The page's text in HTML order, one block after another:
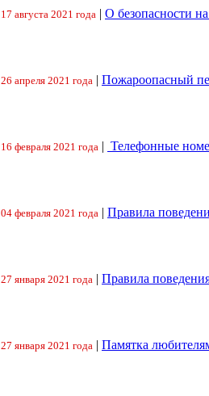
17 августа 2021 года | О безопасности
26 апреля 2021 года | Пожароопасный
16 февраля 2021 года | Телефонные
04 февраля 2021 года | Правила
27 января 2021 года | Правила
27 января 2021 года | Памятка